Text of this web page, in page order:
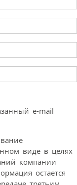
e-mail
виде в целях
компании
остается